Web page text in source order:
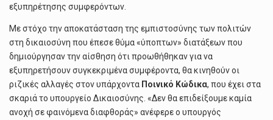
εξυπηρέτησης συμφερόντων.
Με στόχο την αποκατάσταση της εμπιστοσύνης των πολιτών
στη δικαιοσύνη που έπεσε θύμα «ύποπτων» διατάξεων που
δημιούργησαν την αίσθηση ότι προωθήθηκαν για να
εξυπηρετήσουν συγκεκριμένα συμφέροντα, θα κινηθούν οι
ριζικές αλλαγές στον υπάρχοντα Ποινικό Κώδικα, που έχει στα
σκαριά το υπουργείο Δικαιοσύνης. «Δεν θα επιδείξουμε καμία
ανοχή σε φαινόμενα διαφθοράς» ανέφερε ο υπουργός